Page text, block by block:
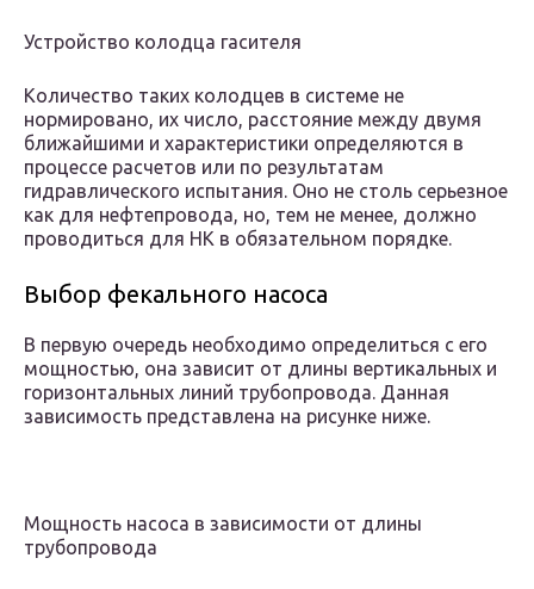
Устройство колодца гасителя
Количество таких колодцев в системе не
нормировано, их число, расстояние между двумя
ближайшими и характеристики определяются в
процессе расчетов или по результатам
гидравлического испытания. Оно не столь серьезное
как для нефтепровода, но, тем не менее, должно
проводиться для НК в обязательном порядке.
Выбор фекального насоса
В первую очередь необходимо определиться с его
мощностью, она зависит от длины вертикальных и
горизонтальных линий трубопровода. Данная
зависимость представлена на рисунке ниже.
Мощность насоса в зависимости от длины
трубопровода